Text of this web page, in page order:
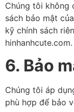
Chúng tôi không
sách bảo mật
kỹ chính sách
hinhanhcute.com.
6. Bảo
Chúng tôi áp
phù hợp để bảo